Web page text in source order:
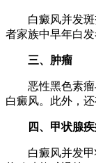
白癜风并发斑秃
者家族中早年白发
三、肿瘤
恶性黑色素瘤与
白癜风。此外，
四、甲状腺疾
白癜风并发甲状